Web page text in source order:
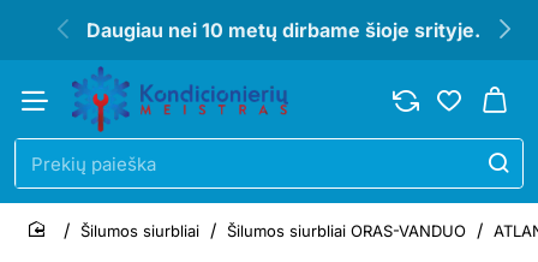
Daugiau nei 10 metų dirbame šioje srityje.
Prekių
paieška
home
Šilumos siurbliai Šilumos siurbliai ORAS-VANDUO